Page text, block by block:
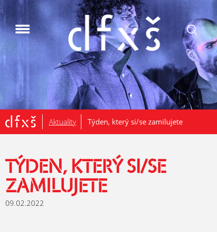
.
Aktuality Týden, který si/se zamilujete
TÝDEN, KTERÝ SI/SE
ZAMILUJETE
09.02.2022